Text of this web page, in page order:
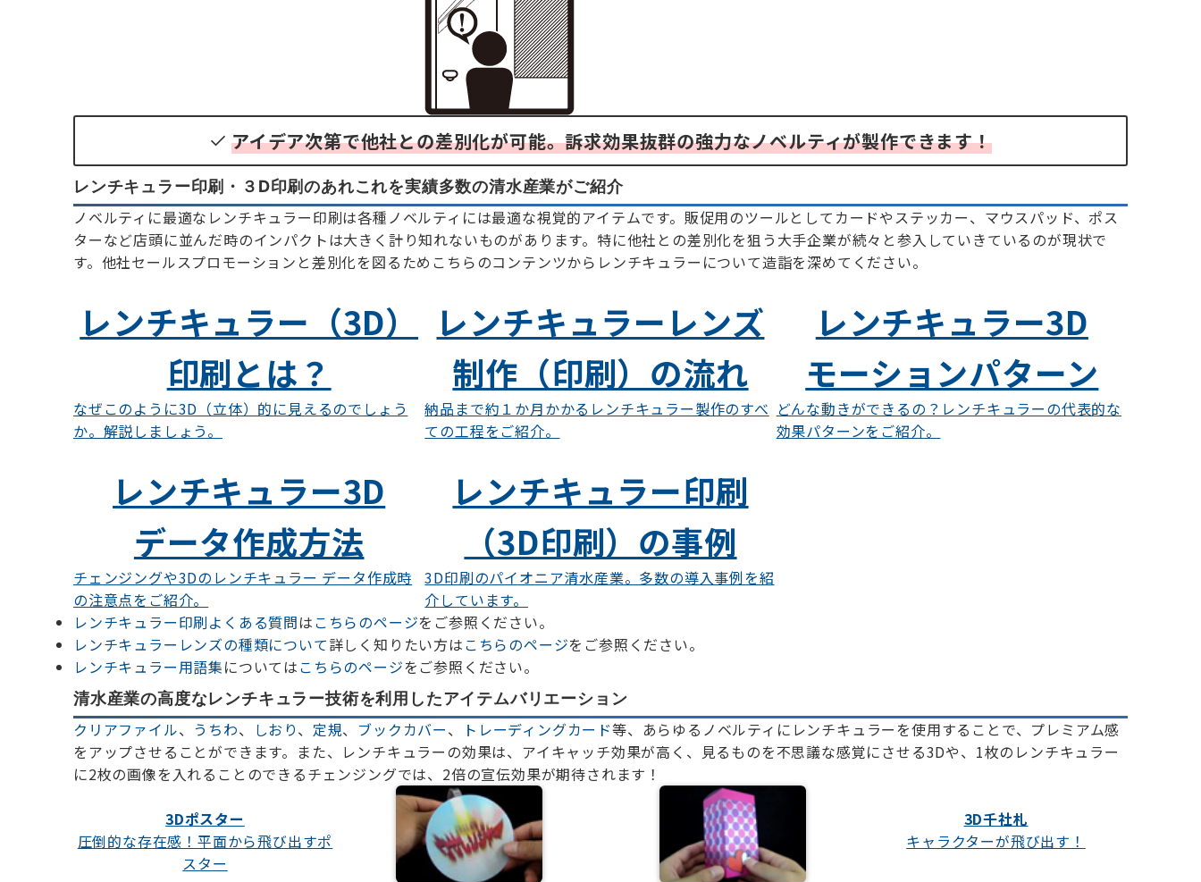
アイデア次第で他社との差別化が可能。訴求効果抜群の強力なノベルティが製作できます！
レンチキュラー印刷・３D印刷のあれこれを実績多数の清水産業がご紹介
ノベルティに最適なレンチキュラー印刷は各種ノベルティには最適な視覚的アイテムです。販促用のツールとしてカードやステッカー、マウスパッド、ポス
ターなど店頭に並んだ時のインパクトは大きく計り知れないものがあります。特に他社との差別化を狙う大手企業が続々と参入していきているのが現状で
す。他社セールスプロモーションと差別化を図るためこちらのコンテンツからレンチキュラーについて造詣を深めてください。
レンチキュラー（3D）
印刷とは？
なぜこのように3D（立体）的に見えるのでしょう
か。解説しましょう。
レンチキュラーレンズ
制作（印刷）の流れ
納品まで約１か月かかるレンチキュラー製作のすべ
ての工程をご紹介。
レンチキュラー3D
モーションパターン
どんな動きができるの？レンチキュラーの代表的な
効果パターンをご紹介。
レンチキュラー3D
データ作成方法
チェンジングや3Dのレンチキュラー データ作成時
の注意点をご紹介。
レンチキュラー印刷
（3D印刷）の事例
3D印刷のパイオニア清水産業。多数の導入事例を紹
介しています。
レンチキュラー印刷よくある質問はこちらのページをご参照ください。
レンチキュラーレンズの種類について詳しく知りたい方はこちらのページをご参照ください。
レンチキュラー用語集についてはこちらのページをご参照ください。
清水産業の高度なレンチキュラー技術を利用したアイテムバリエーション
クリアファイル、 うちわ、 しおり、 定規、 ブックカバー、 トレーディングカード等、あらゆるノベルティにレンチキュラーを使用することで、プレミアム感
をアップさせることができます。また、レンチキュラーの効果は、アイキャッチ効果が高く、見るものを不思議な感覚にさせる3Dや、1枚のレンチキュラー
に2枚の画像を入れることのできるチェンジングでは、2倍の宣伝効果が期待されます！
3Dポスター
圧倒的な存在感！平面から飛び出すポ
スター
3D千社札
キャラクターが飛び出す！